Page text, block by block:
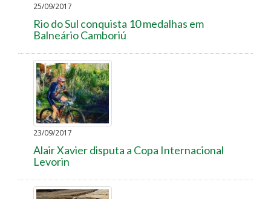
25/09/2017
Rio do Sul conquista 10 medalhas em
Balneário Camboriú
23/09/2017
Alair Xavier disputa a Copa Internacional
Levorin